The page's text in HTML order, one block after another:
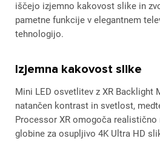
iščejo izjemno kakovost slike in
pametne funkcije v elegantnem
tehnologijo.
Izjemna kakovost slike
Mini LED osvetlitev z XR Backlight
natančen kontrast in svetlost,
Processor XR omogoča
globine za osupljivo 4K Ultra HD